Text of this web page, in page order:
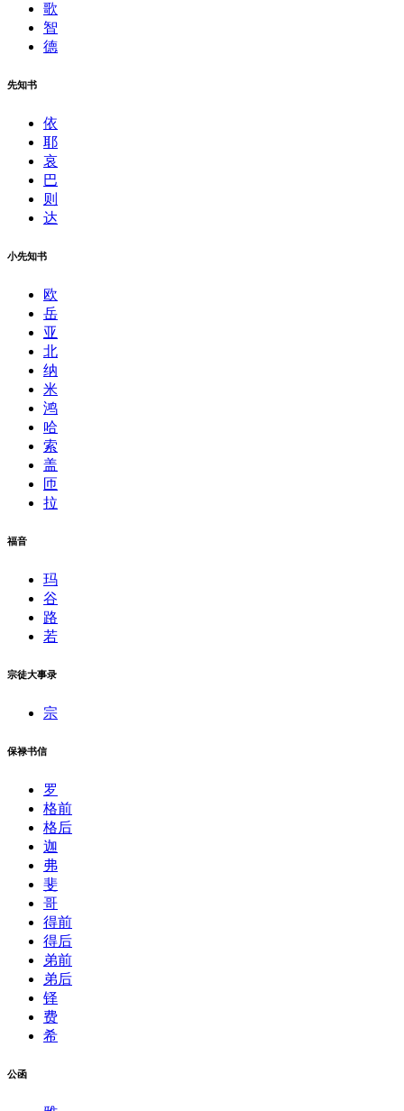
歌
智
德
先知书
依
耶
哀
巴
则
达
小先知书
欧
岳
亚
北
纳
米
鸿
哈
索
盖
匝
拉
福音
玛
谷
路
若
宗徒大事录
宗
保禄书信
罗
格前
格后
迦
弗
斐
哥
得前
得后
弟前
弟后
铎
费
希
公函